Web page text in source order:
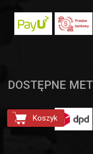
DOSTĘPNE
Koszyk